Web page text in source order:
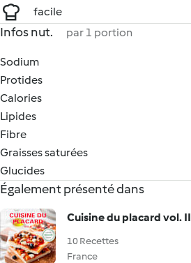
facile
Infos nut. par 1 portion
Sodium
Protides
Calories
Lipides
Fibre
Graisses saturées
Glucides
Également présenté dans
Cuisine du placard vol. II
10 Recettes
France